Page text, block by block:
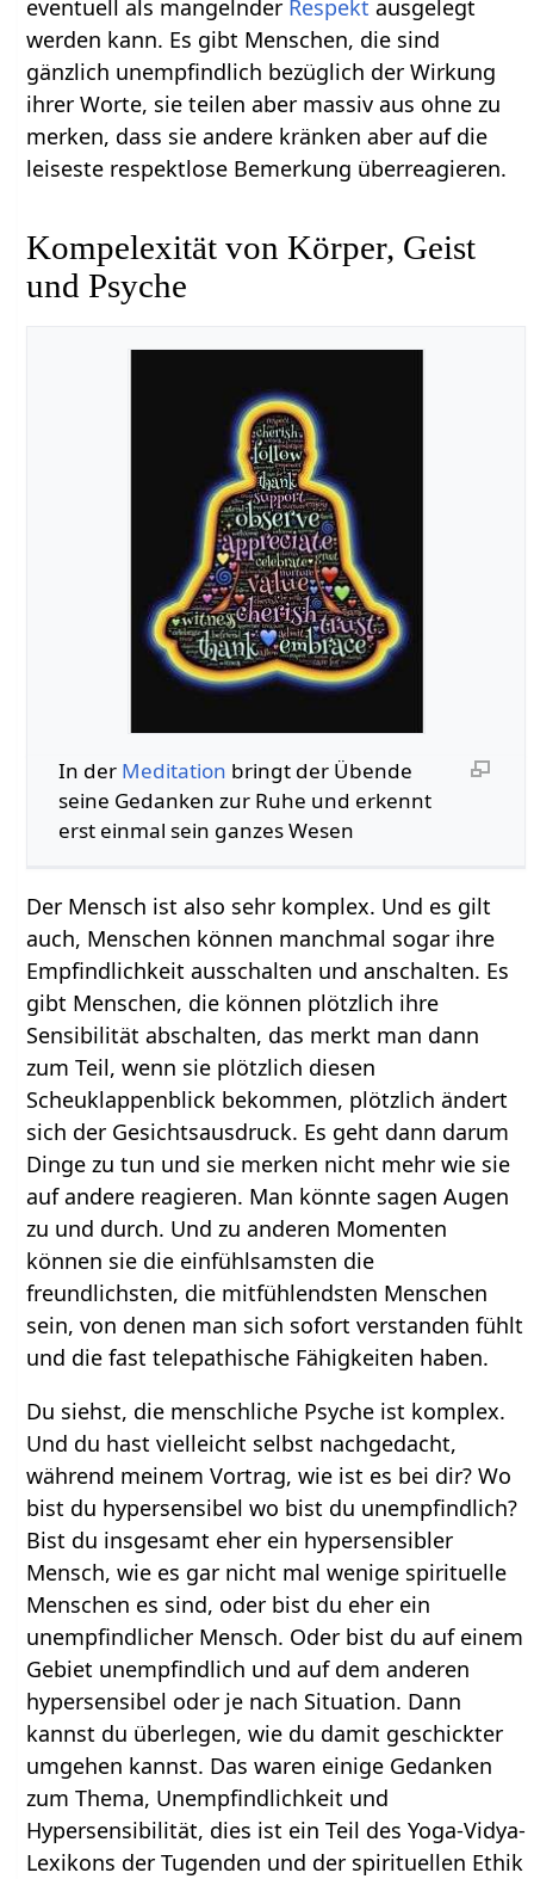
eventuell als mangelnder Respekt ausgelegt
werden kann. Es gibt Menschen, die sind
gänzlich unempfindlich bezüglich der Wirkung
ihrer Worte, sie teilen aber massiv aus ohne zu
merken, dass sie andere kränken aber auf die
leiseste respektlose Bemerkung überreagieren.
Kompelexität von Körper, Geist
und Psyche
In der Meditation bringt der Übende
seine Gedanken zur Ruhe und erkennt
erst einmal sein ganzes Wesen
Der Mensch ist also sehr komplex. Und es gilt
auch, Menschen können manchmal sogar ihre
Empfindlichkeit ausschalten und anschalten. Es
gibt Menschen, die können plötzlich ihre
Sensibilität abschalten, das merkt man dann
zum Teil, wenn sie plötzlich diesen
Scheuklappenblick bekommen, plötzlich ändert
sich der Gesichtsausdruck. Es geht dann darum
Dinge zu tun und sie merken nicht mehr wie sie
auf andere reagieren. Man könnte sagen Augen
zu und durch. Und zu anderen Momenten
können sie die einfühlsamsten die
freundlichsten, die mitfühlendsten Menschen
sein, von denen man sich sofort verstanden fühlt
und die fast telepathische Fähigkeiten haben.
Du siehst, die menschliche Psyche ist komplex.
Und du hast vielleicht selbst nachgedacht,
während meinem Vortrag, wie ist es bei dir? Wo
bist du hypersensibel wo bist du unempfindlich?
Bist du insgesamt eher ein hypersensibler
Mensch, wie es gar nicht mal wenige spirituelle
Menschen es sind, oder bist du eher ein
unempfindlicher Mensch. Oder bist du auf einem
Gebiet unempfindlich und auf dem anderen
hypersensibel oder je nach Situation. Dann
kannst du überlegen, wie du damit geschickter
umgehen kannst. Das waren einige Gedanken
zum Thema, Unempfindlichkeit und
Hypersensibilität, dies ist ein Teil des Yoga-Vidya-
Lexikons der Tugenden und der spirituellen Ethik